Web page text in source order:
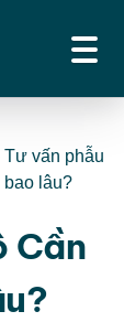
Tư vấn phẫu
bao lâu?
Cần